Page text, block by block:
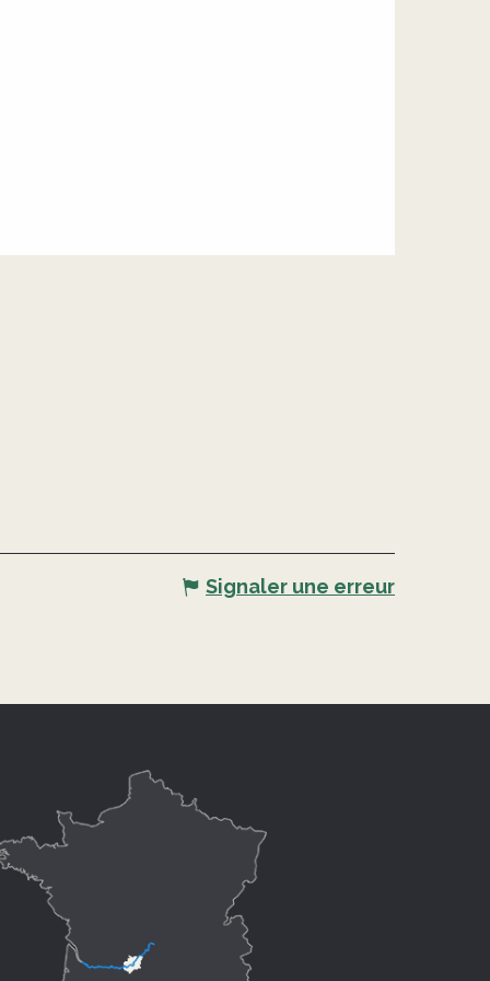
Signaler une erreur